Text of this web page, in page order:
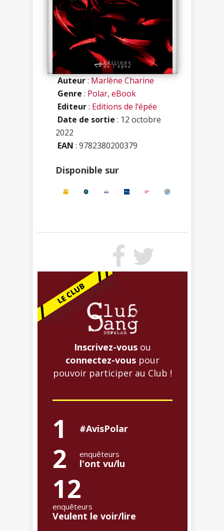
Auteur:Marlène Charine
Genre : Polar, eBook
Editeur: Editions de l’épée
Date de sortie : 12 octobre
2022
EAN : 9782380200379
Disponible sur
Inscrivez-vous ou
connectez-vous pour
pouvoir participer au Club !
1 #AvisPolar
2 enquêteurs
l'ont vu/lu
12
enquêteurs
Veulent le voir/lire